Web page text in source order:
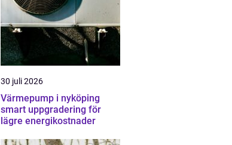
30 juli 2026
Värmepump i nyköping
smart uppgradering för
lägre energikostnader